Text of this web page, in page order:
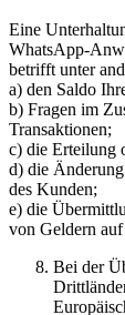
Eine
WhatsApp-
betrifft unter
a) den Saldo
b) Fragen im
Transaktionen;
c) die Erteilung
d) die
des Kunden;
e) die
von Geldern
Bei der